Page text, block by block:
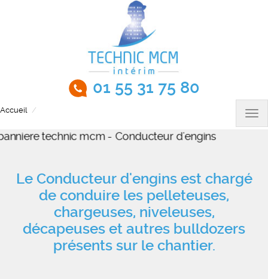
01 55 31 75 80
Accueil
Le Conducteur d'engins est chargé
de conduire les pelleteuses,
chargeuses, niveleuses,
décapeuses et autres bulldozers
présents sur le chantier.